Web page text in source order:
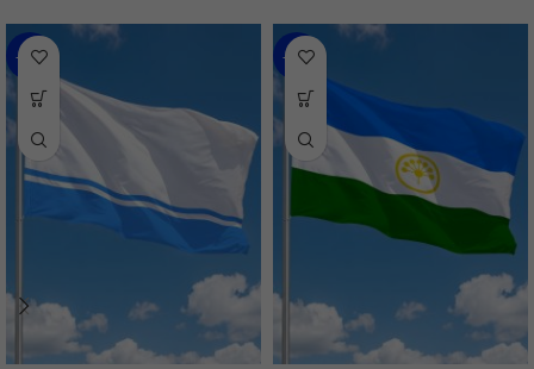
-43% -48%